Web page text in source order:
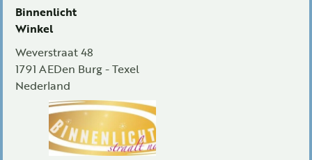
Binnenlicht
Winkel
Weverstraat 48
1791 AEDen Burg - Texel
Nederland